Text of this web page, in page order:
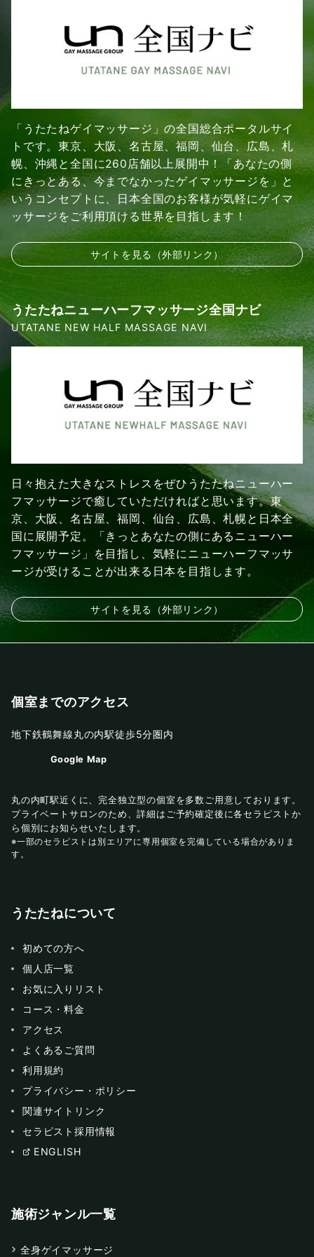
「うたたねゲイマッサージ」の全国総合ポータルサイ
トです。東京、大阪、名古屋、福岡、仙台、広島、札
幌、沖縄と全国に260店舗以上展開中！「あなたの側
にきっとある、今までなかったゲイマッサージを」と
いうコンセプトに、日本全国のお客様が気軽にゲイマ
ッサージをご利用頂ける世界を目指します！
サイトを見る（外部リンク）
うたたねニューハーフマッサージ全国ナビ
UTATANE NEW HALF MASSAGE NAVI
日々抱えた大きなストレスをぜひうたたねニューハー
フマッサージで癒していただければと思います。東
京、大阪、名古屋、福岡、仙台、広島、札幌と日本全
国に展開予定。「きっとあなたの側にあるニューハー
フマッサージ」を目指し、気軽にニューハーフマッサ
ージが受けることが出来る日本を目指します。
サイトを見る（外部リンク）
個室までのアクセス
地下鉄鶴舞線丸の内駅徒歩5分圏内
Google Map
丸の内町駅近くに、完全独立型の個室を多数ご用意しております。
プライベートサロンのため、詳細はご予約確定後に各セラピストか
ら個別にお知らせいたします。
※一部のセラピストは別エリアに専用個室を完備している場合がありま
す。
うたたねについて
初めての方へ
個人店一覧
お気に入りリスト
コース・料金
アクセス
よくあるご質問
利用規約
プライバシー・ポリシー
関連サイトリンク
セラピスト採用情報
ENGLISH
施術ジャンル一覧
全身ゲイマッサージ